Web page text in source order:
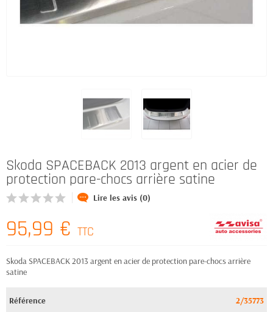
Skoda SPACEBACK 2013 argent en acier de
protection pare-chocs arrière satine
Lire les avis (0)
95,99 € TTC
Skoda SPACEBACK 2013 argent en acier de protection pare-chocs arrière
satine
Référence 2/35773